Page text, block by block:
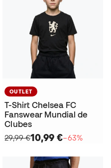
OUTLET
T-Shirt Chelsea FC
Fanswear Mundial de
Clubes
29,99 €10,99 €−63%